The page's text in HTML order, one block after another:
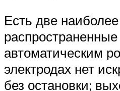
Есть две наиболее
автоматическим
электродах нет
без остановки;